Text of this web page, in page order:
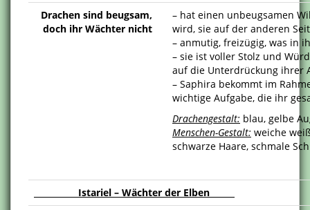
Drachen sind beugsam,
doch ihr Wächter nicht
– hat einen unbeugsamen
wird, sie auf der anderen
– anmutig, freizügig, was in
– sie ist voller Stolz und
auf die Unterdrückung ihrer
– Saphira bekommt im
wichtige Aufgabe, die ihr
Drachengestalt: blau, gelbe
Menschen-Gestalt: weiche
schwarze Haare, schmale
Istariel – Wächter der Elben